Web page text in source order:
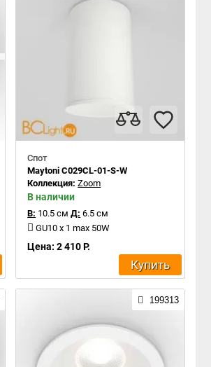
Спот
Maytoni C029CL-01-S-W
Коллекция:Zoom
В наличии
В: 10.5 см Д: 6.5 см
GU10 x 1 max 50W
Цена: 2 410 Р.
Купить
199313